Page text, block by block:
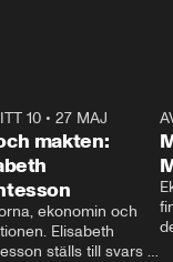
10 •27 MAJ
makten:
ekonomin och
Elisabeth
ställs till svars